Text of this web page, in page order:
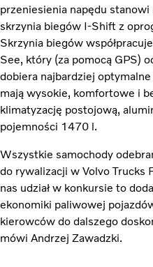
przeniesienia napędu
skrzynia biegów I-Shift z
Skrzynia biegów
See, który (za pomocą GPS)
dobiera najbardziej optymalne
mają wysokie, komfortowe i
klimatyzację postojową,
pojemności 1470 l.
Wszystkie samochody
do rywalizacji w Volvo Trucks
nas udział w konkursie to
ekonomiki paliwowej
kierowców do dalszego
mówi Andrzej Zawadzki.